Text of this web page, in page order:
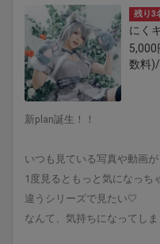
残り3
にく
数料)/
新plan誕生！！
いつも見ている写真や動画
1度見るともっと気になっち
違うシリーズで見たい🤍
なんて、気持ちになってしま